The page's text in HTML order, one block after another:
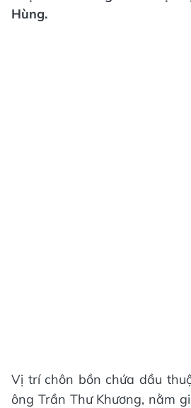
Hùng.
Vị trí chôn bồn chứa dầu
ông Trần Thư Khương, nằm